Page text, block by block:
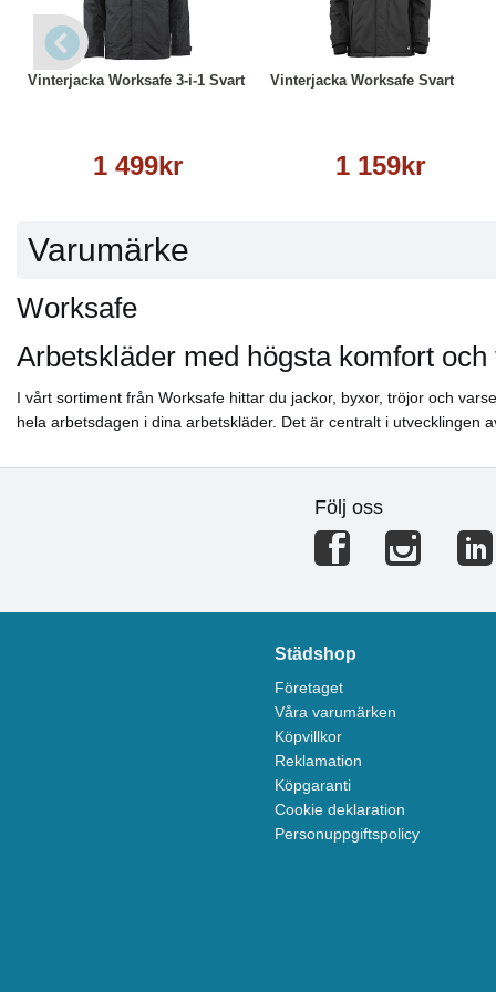
-Välj OrganoTex Wash-In Textile Waterproofing artikel
Vinterjacka Worksafe 3-i-1 Svart
1 499kr
Vinterjacka Worksafe Svart
1 159kr
Varumärke
Worksafe
Arbetskläder med högsta komfort och
I vårt sortiment från Worksafe hittar du jackor, byxor, tröjor och
hela arbetsdagen i dina arbetskläder. Det är centralt i utvecklingen
Följ oss
Städshop
Företaget
Våra varumärken
Köpvillkor
Reklamation
Köpgaranti
Cookie deklaration
Personuppgiftspolicy